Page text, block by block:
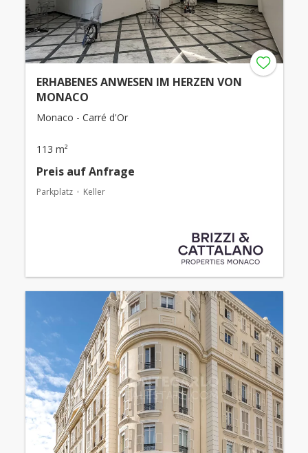
ERHABENES ANWESEN IM HERZEN VON
MONACO
Monaco - Carré d'Or
113 m²
Preis auf Anfrage
Parkplatz Keller